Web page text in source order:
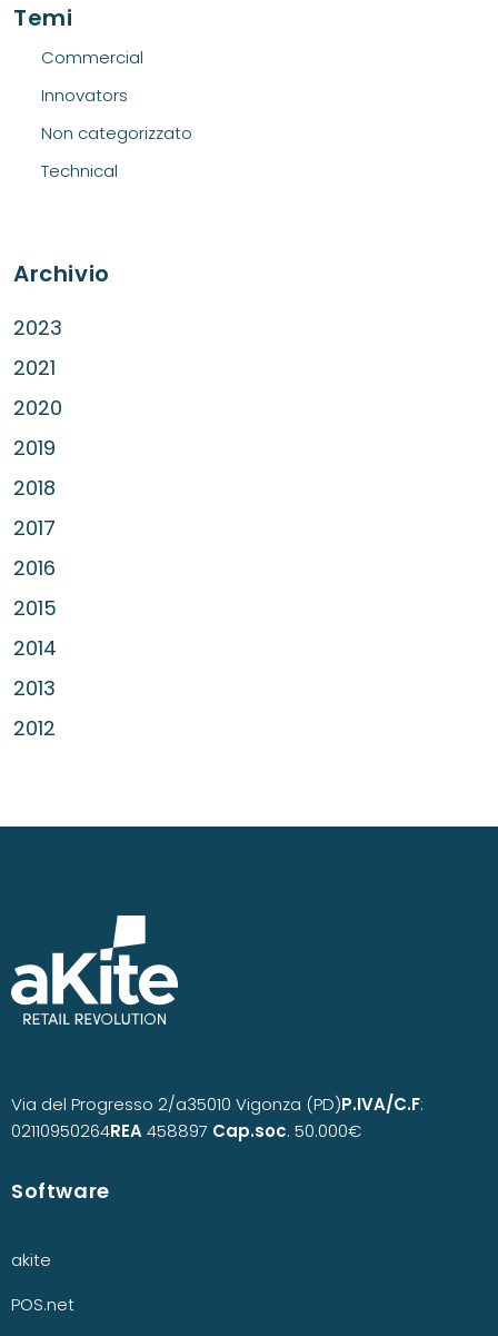
Temi
Commercial
Innovators
Non categorizzato
Technical
Archivio
2023
2021
2020
2019
2018
2017
2016
2015
2014
2013
2012
Via del Progresso 2/a35010 Vigonza (PD)P.IVA/C.F:
02110950264REA458897 Cap.soc. 50.000€
Software
akite
POS.net